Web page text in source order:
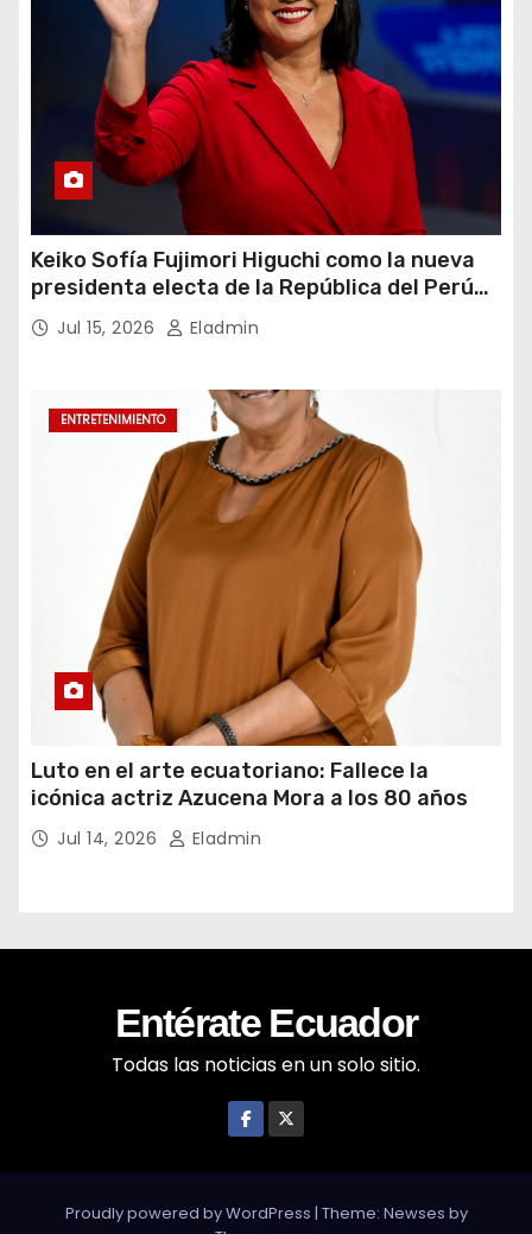
Keiko Sofía Fujimori Higuchi como la nueva
presidenta electa de la República del Perú
para el periodo constitucional 2026-2031
Jul 15, 2026 Eladmin
ENTRETENIMIENTO
Luto en el arte ecuatoriano: Fallece la
icónica actriz Azucena Mora a los 80 años
Jul 14, 2026 Eladmin
Entérate Ecuador
Todas las noticias en un solo sitio.
Proudly powered by WordPress | Theme: Newses by